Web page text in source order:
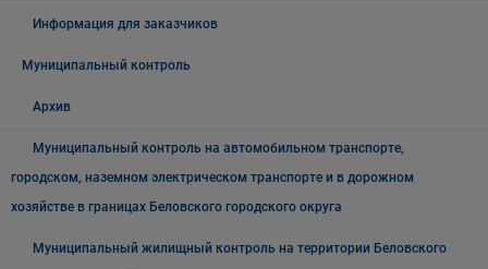
Информация для заказчиков
Муниципальный контроль
Архив
Муниципальный контроль на автомобильном транспорте,
городском, наземном электрическом транспорте и в дорожном
хозяйстве в границах Беловского городского округа
Муниципальный жилищный контроль на территории Беловского